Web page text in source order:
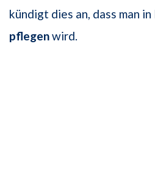
kündigt dies an, dass man
pflegenwird.